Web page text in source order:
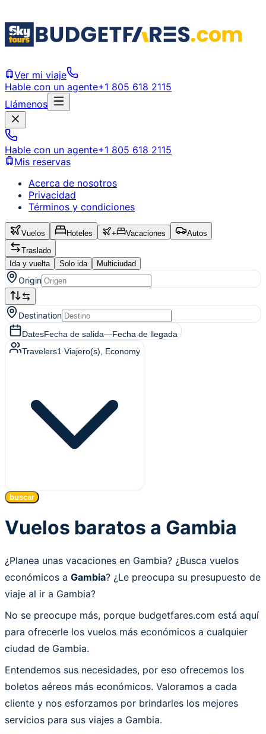
Ver mi viaje
Hable con un agente+1 805 618 2115
Llámenos
Hable con un agente+1 805 618 2115
Mis reservas
Acerca de nosotros
Privacidad
Términos y condiciones
Vuelos Hoteles + Vacaciones
Autos
Traslado
Ida y vuelta
Solo ida Multiciudad
Origin
Destination
DatesFecha de salida—Fecha de llegada
Travelers1 Viajero(s) , Economy
buscar
Vuelos baratos a Gambia
¿Planea unas vacaciones en Gambia? ¿Busca vuelos
económicos a Gambia? ¿Le preocupa su presupuesto de
viaje al ir a Gambia?
No se preocupe más, porque budgetfares.com está aquí
para ofrecerle los vuelos más económicos a cualquier
ciudad de Gambia.
Entendemos sus necesidades, por eso ofrecemos los
boletos aéreos más económicos. Valoramos a cada
cliente y nos esforzamos por brindarles los mejores
servicios para sus viajes a Gambia.